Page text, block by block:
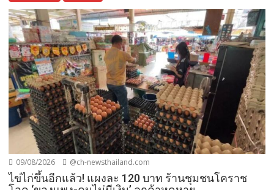
09/08/2026 @ch-newsthailand.com
ไข่ไก่ขึ้นอีกแล้ว! แผงละ 120 บาท ร้านชุมชนโคราช